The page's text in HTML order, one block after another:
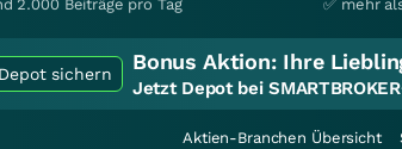
2.000 Beiträge pro Tag
✅ mehr
sichern Bonus Aktion: Ihre
Jetzt Depot bei
Aktien-Branchen Übersicht